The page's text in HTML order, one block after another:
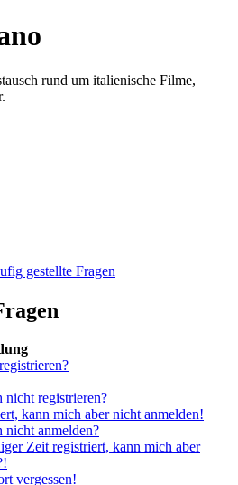
rund um italienische Filme,
gestellte Fragen
nicht registrieren?
kann mich aber nicht anmelden!
nicht anmelden?
Zeit registriert, kann mich aber
vergessen!